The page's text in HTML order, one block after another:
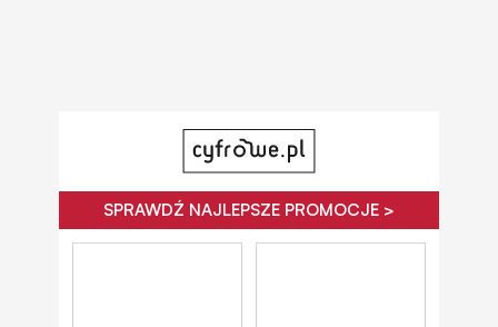
SPRAWDŹ NAJLEPSZE PROMOCJE >